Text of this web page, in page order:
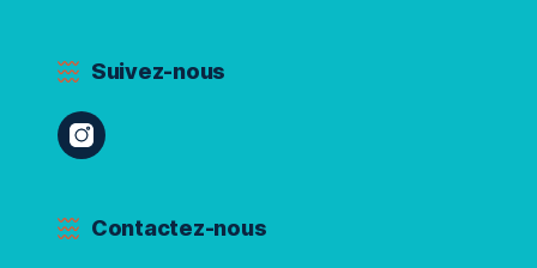
Suivez-nous
Contactez-nous